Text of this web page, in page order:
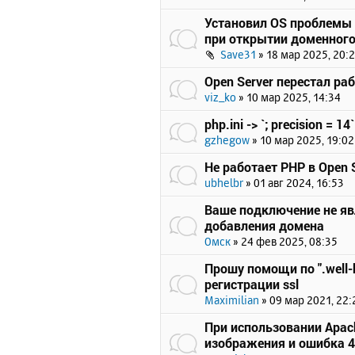
Установил OS
при открытии
Save31 » 18 мар 2025,
Open Server перестал
viz_ko » 10 мар 2025, 14:34
php.ini -> `; precision = 14`
gzhegow » 10 мар 2025, 19:02
Не работает PHP в Open
ubhelbr » 01 авг 2024, 16:53
Ваше подключение не
добавления домена
Омск » 24 фев 2025, 08:35
Прошу помощи по ".well-
регистрации ssl
Maximilian » 09 мар 2021,
При использовании
изображения и ошибка